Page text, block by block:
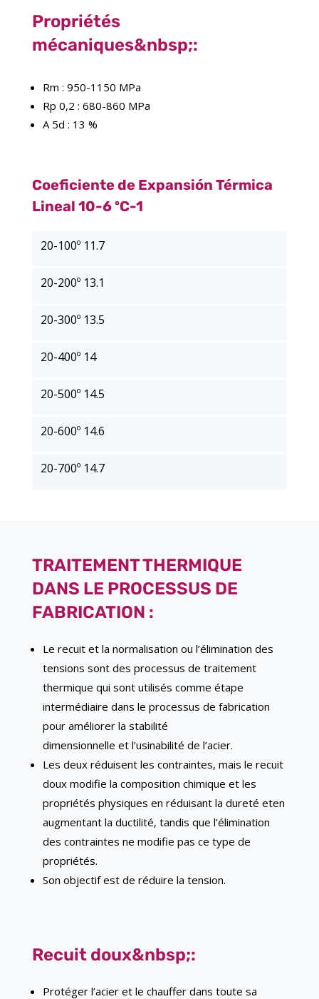
Propriétés
mécaniques&nbsp;:
Rm : 950-1150 MPa
Rp 0,2 : 680-860 MPa
A 5d : 13 %
Coeficiente de Expansión Térmica
Lineal 10-6 ºC-1
20-100º 11.7
20-200º 13.1
20-300º 13.5
20-400º 14
20-500º 14.5
20-600º 14.6
20-700º 14.7
TRAITEMENT THERMIQUE
DANS LE PROCESSUS DE
FABRICATION :
Le recuit et la normalisation ou l’élimination des
tensions sont des processus de traitement
thermique qui sont utilisés comme étape
intermédiaire dans le processus de fabrication
pour améliorer la stabilité
dimensionnelle et l’usinabilité de l’acier.
Les deux réduisent les contraintes, mais le recuit
doux modifie la composition chimique et les
propriétés physiques en réduisant la dureté eten
augmentant la ductilité, tandis que l’élimination
des contraintes ne modifie pas ce type de
propriétés.
Son objectif est de réduire la tension.
Recuit doux&nbsp;:
Protéger l’acier et le chauffer dans toute sa